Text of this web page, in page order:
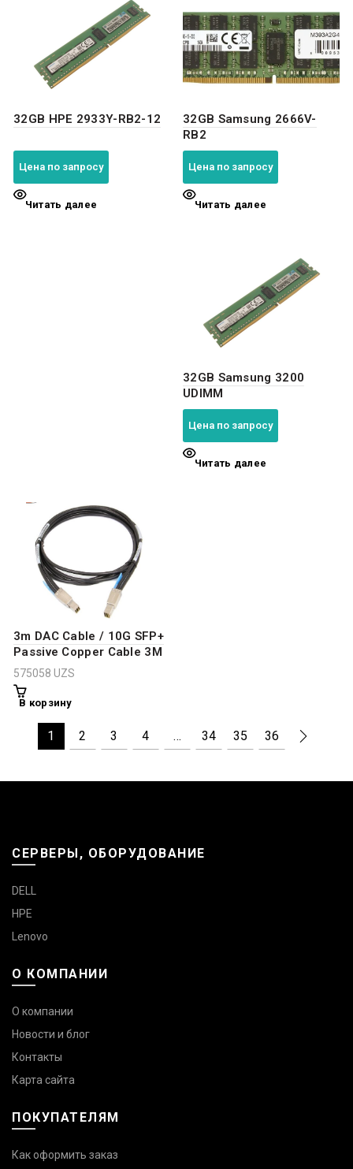
32GB HPE 2933Y-RB2-12
Цена по запросу
Читать далее
32GB Samsung 2666V-
RB2
Цена по запросу
Читать далее
32GB Samsung 3200
UDIMM
Цена по запросу
Читать далее
3m DAC Cable / 10G SFP+
Passive Copper Cable 3M
575058 UZS
В корзину
1 2 3 4 … 34 35 36
СЕРВЕРЫ, ОБОРУДОВАНИЕ
DELL
HPE
Lenovo
О КОМПАНИИ
О компании
Новости и блог
Контакты
Карта сайта
ПОКУПАТЕЛЯМ
Как оформить заказ